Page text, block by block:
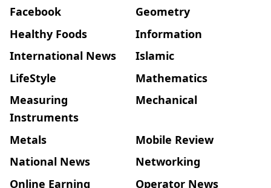
Facebook
Geometry
Healthy Foods
Information
International News
Islamic
LifeStyle
Mathematics
Measuring
Instruments
Mechanical
Metals
Mobile Review
National News
Networking
Online Earning
Operator News